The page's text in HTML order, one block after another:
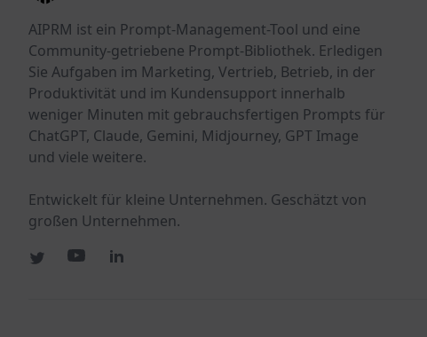
AIPRM ist ein Prompt-Management-Tool und eine
Community-getriebene Prompt-Bibliothek. Erledigen
Sie Aufgaben im Marketing, Vertrieb, Betrieb, in der
Produktivität und im Kundensupport innerhalb
weniger Minuten mit gebrauchsfertigen Prompts für
ChatGPT, Claude, Gemini, Midjourney, GPT Image
und viele weitere.
Entwickelt für kleine Unternehmen. Geschätzt von
großen Unternehmen.